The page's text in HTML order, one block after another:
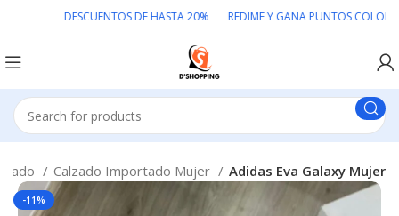
DESCUENTOS DE HASTA 20% REDIME Y GANA PUNTOS
Calzado Importado Mujer Adidas Eva Galaxy Mujer
-11%